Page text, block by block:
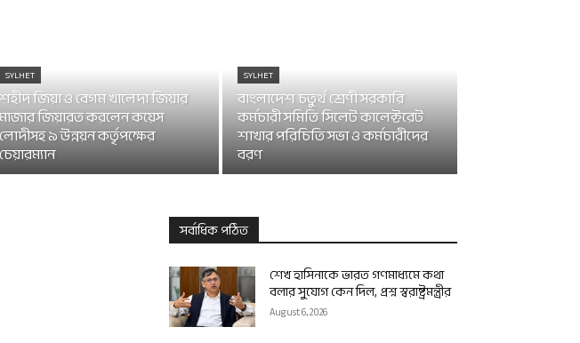
SYLHET
শহীদ জিয়া ও বেগম খালেদা জিয়ার
মাজার জিয়ারত করলেন কয়েস
লোদীসহ ৯ উন্নয়ন কর্তৃপক্ষের
চেয়ারম্যান
SYLHET
বাংলাদেশ চতুর্থ শ্রেণী সরকারি
কর্মচারী সমিতি সিলেট কালেক্টরেট
শাখার পরিচিতি সভা ও কর্মচারীদের
বরণ
সর্বাধিক পঠিত
শেখ হাসিনাকে ভারত গণমাধ্যমে কথা
বলার সুযোগ কেন দিল, প্রশ্ন স্বরাষ্ট্রমন্ত্রীর
August 6, 2026